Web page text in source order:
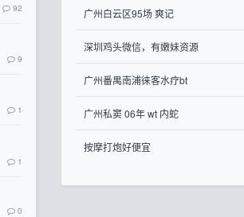
92
9
1
1
0
广州白云区95场 爽记
深圳鸡头微信，有嫩妹资源
广州番禺南浦徕客水疗bt
广州私窦 06年 wt 内蛇
按摩打炮好便宜